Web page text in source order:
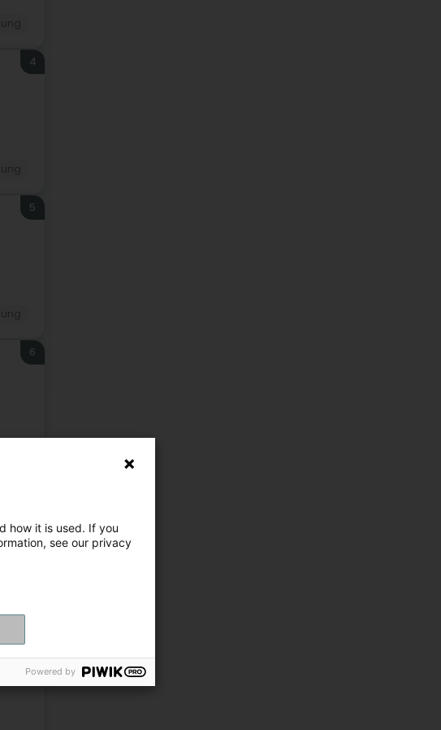
4
5
6
how it is used. If you
see our privacy
Powered by